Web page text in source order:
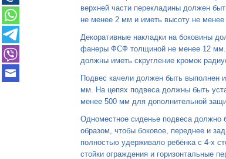
верхней части перекладины должен
не менее 2 мм и иметь высоту не
Декоративные накладки на боковины
фанеры ФСФ толщиной не менее 12
должны иметь скругление кромок
Подвес качели должен быть выполнен
мм. На цепях подвеса должны быть
менее 500 мм для дополнительной
Одноместное сиденье подвеса должно
образом, чтобы боковое, переднее и
полностью удерживало ребёнка с 4-х
стойки ограждения и горизонтальные